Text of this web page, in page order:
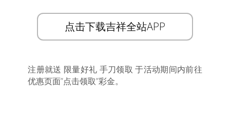
点击下载吉祥全站APP
注册就送 限量好礼 手刀领取 于活动期间内前往
优惠页面”点击领取”彩金。